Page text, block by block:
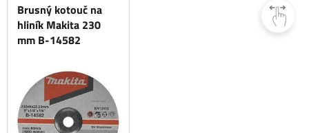
Brusný kotouč na
hliník Makita 230
mm B-14582